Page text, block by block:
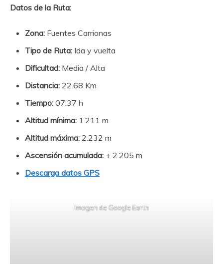
Datos de la Ruta:
Zona: Fuentes Carrionas
Tipo de Ruta: Ida y vuelta
Dificultad: Media / Alta
Distancia: 22.68 Km
Tiempo: 07:37 h
Altitud mínima: 1.211 m
Altitud máxima: 2.232 m
Ascensión acumulada: + 2.205 m
Descarga datos GPS
Imagen de Google Earth